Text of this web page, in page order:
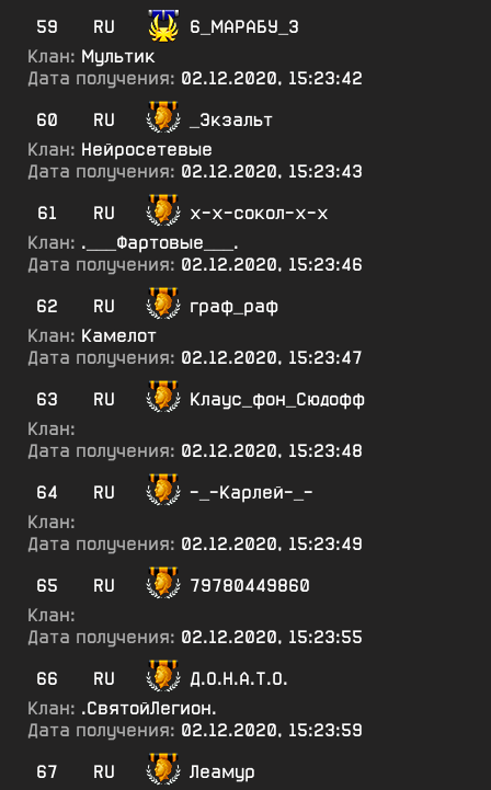
59
RU
6_МАРАБУ_3
Клан: Мультик
Дата получения: 02.12.2020, 15:23:42
60
RU
_Экзальт
Клан: Нейросетевые
Дата получения: 02.12.2020, 15:23:43
61
RU
х-х-сокол-х-х
Клан: .___Фартовые___.
Дата получения: 02.12.2020, 15:23:46
62
RU
граф_раф
Клан: Камелот
Дата получения: 02.12.2020, 15:23:47
63
RU
Клаус_фон_Сюдофф
Клан:
Дата получения: 02.12.2020, 15:23:48
64
RU
-_-Карлей-_-
Клан:
Дата получения: 02.12.2020, 15:23:49
65
RU
79780449860
Клан:
Дата получения: 02.12.2020, 15:23:55
66
RU
Д.О.Н.А.Т.О.
Клан: .СвятойЛегион.
Дата получения: 02.12.2020, 15:23:59
67
RU Леамур